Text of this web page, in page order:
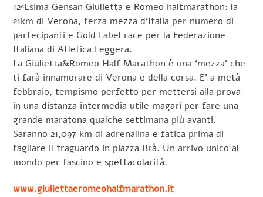
12^Esima Gensan Giulietta e Romeo halfmarathon: la
21km di Verona, terza mezza d’Italia per numero di
partecipanti e Gold Label race per la Federazione
Italiana di Atletica Leggera.
La Giulietta&Romeo Half Marathon è una ‘mezza’ che
ti farà innamorare di Verona e della corsa. E’ a metà
febbraio, tempismo perfetto per mettersi alla prova
in una distanza intermedia utile magari per fare una
grande maratona qualche settimana più avanti.
Saranno 21,097 km di adrenalina e fatica prima di
tagliare il traguardo in piazza Brà. Un arrivo unico al
mondo per fascino e spettacolarità.
www.giuliettaeromeohalfmarathon.it